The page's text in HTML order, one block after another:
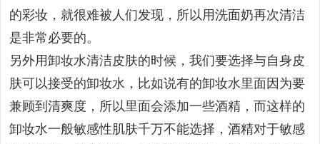
的彩妆，就很难被人们发现，所以用洗面奶再次清洁
是非常必要的。
另外用卸妆水清洁皮肤的时候，我们要选择与自身皮
肤可以接受的卸妆水，比如说有的卸妆水里面因为要
兼顾到清爽度，所以里面会添加一些酒精，而这样的
卸妆水一般敏感性肌肤千万不能选择，酒精对于敏感